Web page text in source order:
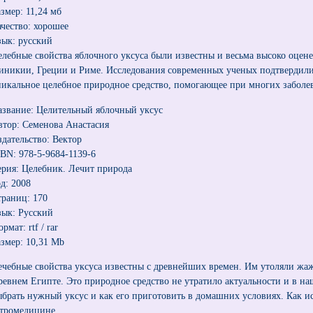
11,24 мб
хорошее
русский
свойства яблочного уксуса были известны и весьма высоко
Греции и Риме. Исследования современных ученых
целебное природное средство, помогающее при многих
Целительный яблочный уксус
Семенова Анастасия
Вектор
978-5-9684-1139-6
Целебник. Лечит природа
2008
170
Русский
rtf / rar
10,31 Mb
свойства уксуса известны с древнейших времен. Им утоляли
Египте. Это природное средство не утратило актуальности и в
нужный уксус и как его приготовить в домашних условиях. Как